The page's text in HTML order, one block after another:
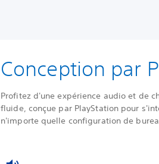
Conception par
Profitez d'une expérience audio et de
fluide, conçue par PlayStation pour
n'importe quelle configuration de